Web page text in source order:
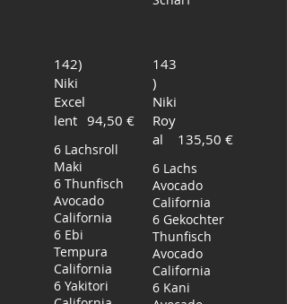
142)
Niki
Excel
lent
6 Lachsroll
Maki
6 Thunfisch
Avocado
California
6 Ebi
Tempura
California
6 Yakitori
94,50 €
143
)
Niki
Roy
al
6 Lachs
Avocado
California
6 Gekochter
Thunfisch
Avocado
California
6 Kani
135,50 €